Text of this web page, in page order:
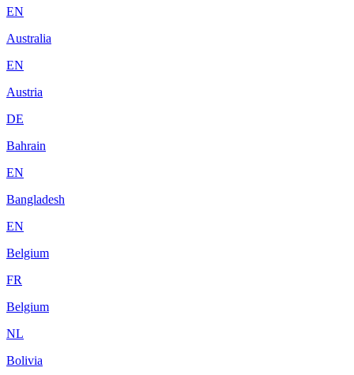
EN
Australia
EN
Austria
DE
Bahrain
EN
Bangladesh
EN
Belgium
FR
Belgium
NL
Bolivia